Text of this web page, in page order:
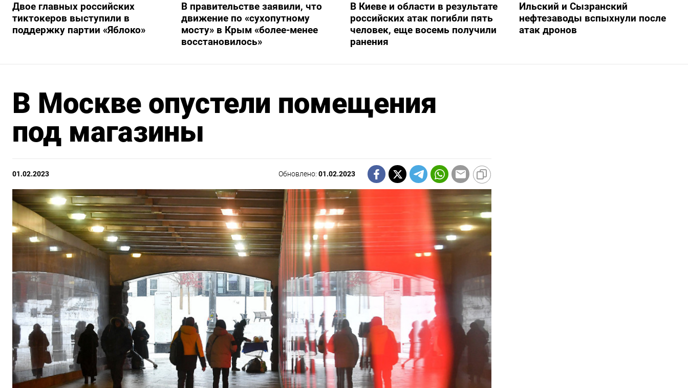
Двое главных российских
тиктокеров выступили в
поддержку партии «Яблоко»
В правительстве заявили, что
движение по «сухопутному
мосту» в Крым «более-менее
восстановилось»
В Киеве и области в результате
российских атак погибли пять
человек, еще восемь получили
ранения
Ильский и Сызранский
нефтезаводы вспыхнули после
атак дронов
В Москве опустели помещения
под магазины
01.02.2023 Обновлено:01.02.2023